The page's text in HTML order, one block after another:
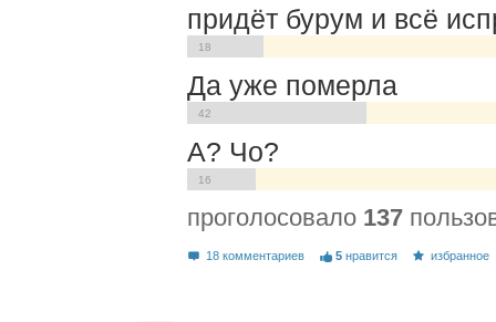
придёт бурум и всё
18
Да уже померла
42
А? Чо?
16
проголосовало 137
18 комментариев 5 нравится избранное